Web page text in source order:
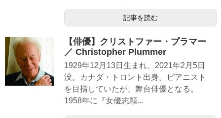
記事を読む
【俳優】クリストファー・プラマー
／ Christopher Plummer
1929年12月13日生まれ、2021年2月5日
没。カナダ・トロント出身。ピアニスト
を目指していたが、舞台俳優となる。
1958年に『女優志願...